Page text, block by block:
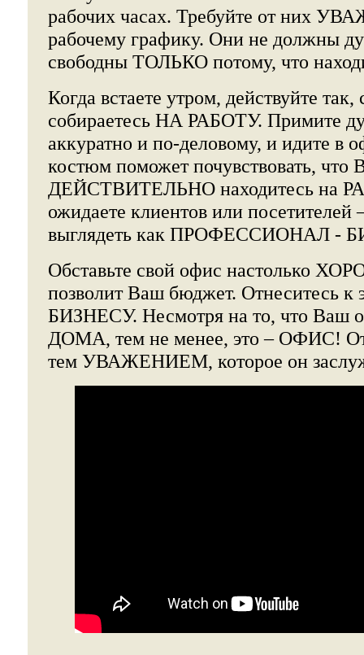
рабочих часах. Требуйте от них
рабочему графику. Они не должны
свободны ТОЛЬКО потому, что
Когда встаете утром, действуйте
собираетесь НА РАБОТУ. Примите
аккуратно и по-деловому, и идите
костюм поможет почувствовать, что
ДЕЙСТВИТЕЛЬНО находитесь на
ожидаете клиентов или посетителей
выглядеть как ПРОФЕССИОНАЛ -
Обставьте свой офис настолько
позволит Ваш бюджет. Отнеситесь к
БИЗНЕСУ. Несмотря на то, что Ваш
ДОМА, тем не менее, это – ОФИС!
тем УВАЖЕНИЕМ, которое он